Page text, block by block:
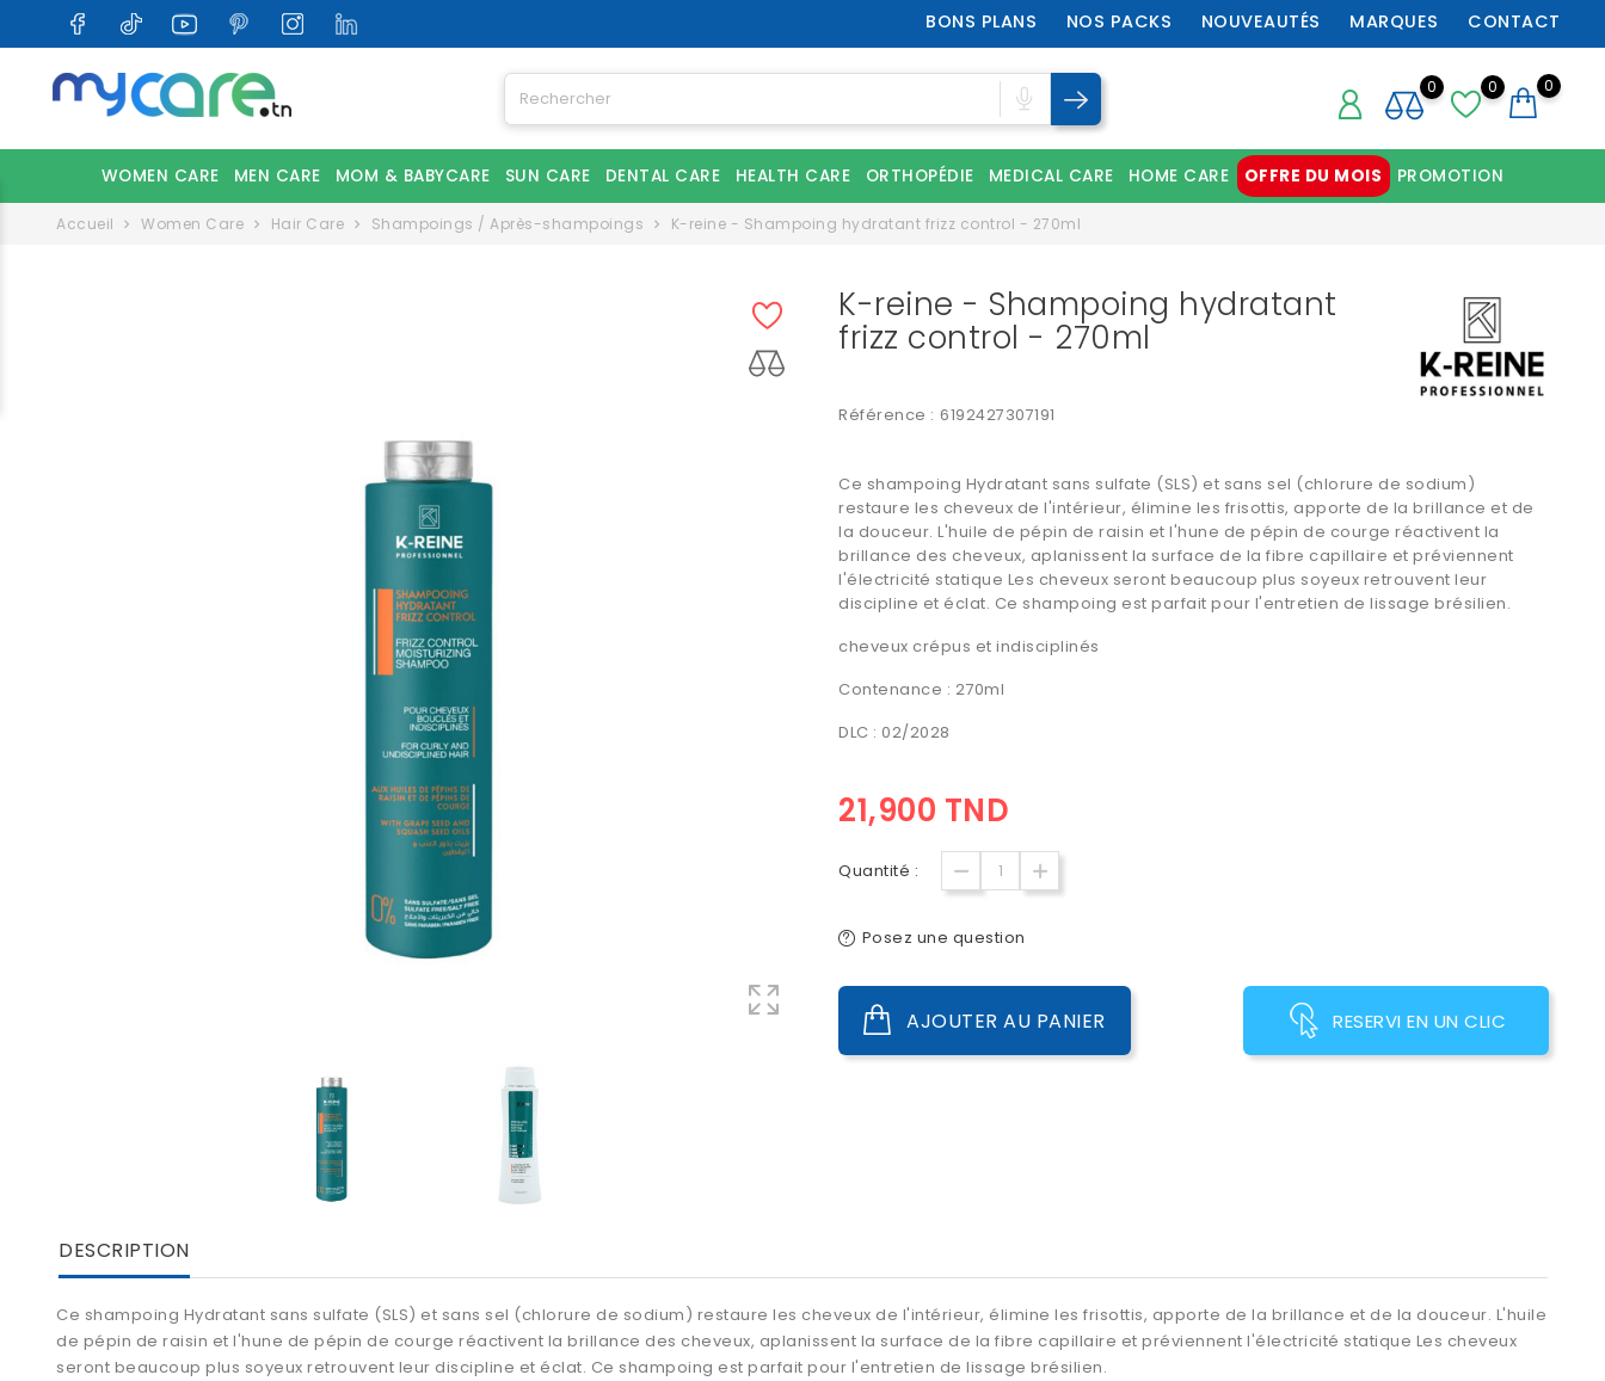
BONS PLANS NOS PACKS NOUVEAUTÉS MARQUES CONTACT
0 0
0
WOMEN CARE MEN CARE MOM & BABYCARE SUN CARE DENTAL CARE HEALTH CARE ORTHOPÉDIE MEDICAL CARE HOME CARE OFFRE DU MOIS PROMOTION
Accueil Women Care Hair Care Shampoings / Après-shampoings K-reine - Shampoing hydratant frizz control - 270ml
K-reine - Shampoing hydratant
frizz control - 270ml
Référence : 6192427307191
Ce shampoing Hydratant sans sulfate (SLS) et sans sel (chlorure de sodium)
restaure les cheveux de l'intérieur, élimine les frisottis, apporte de la brillance et de
la douceur. L'huile de pépin de raisin et l'hune de pépin de courge réactivent la
brillance des cheveux, aplanissent la surface de la fibre capillaire et préviennent
l'électricité statique Les cheveux seront beaucoup plus soyeux retrouvent leur
discipline et éclat. Ce shampoing est parfait pour l'entretien de lissage brésilien.
cheveux crépus et indisciplinés
Contenance : 270ml
DLC : 02/2028
21,900 TND
Quantité :
Posez une question
AJOUTER AU PANIER RESERVI EN UN CLIC
DESCRIPTION
Ce shampoing Hydratant sans sulfate (SLS) et sans sel (chlorure de sodium) restaure les cheveux de l'intérieur, élimine les frisottis, apporte de la brillance et de la douceur. L'huile
de pépin de raisin et l'hune de pépin de courge réactivent la brillance des cheveux, aplanissent la surface de la fibre capillaire et préviennent l'électricité statique Les cheveux
seront beaucoup plus soyeux retrouvent leur discipline et éclat. Ce shampoing est parfait pour l'entretien de lissage brésilien.